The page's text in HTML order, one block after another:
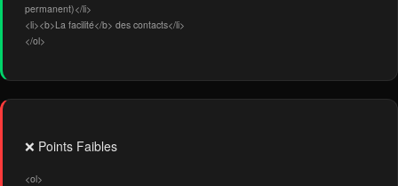
permanent)</li>
<li><b>La facilité</b> des contacts</li>
</ol>
❌ Points Faibles
<ol>